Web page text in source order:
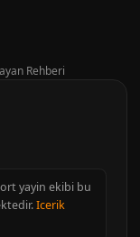
Rehberi
yayin ekibi bu
Icerik